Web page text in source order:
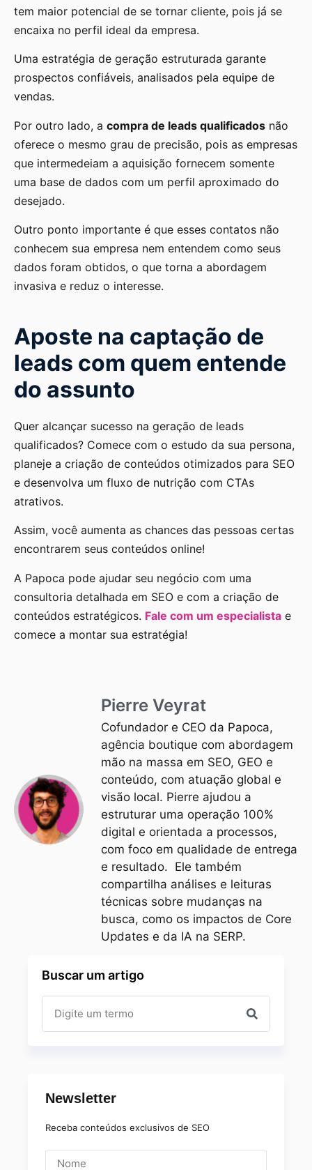
tem maior potencial de se tornar cliente, pois já se
encaixa no perfil ideal da empresa.
Uma estratégia de geração estruturada garante
prospectos confiáveis, analisados pela equipe de
vendas.
Por outro lado, a compra de leads qualificados não
oferece o mesmo grau de precisão, pois as empresas
que intermedeiam a aquisição fornecem somente
uma base de dados com um perfil aproximado do
desejado.
Outro ponto importante é que esses contatos não
conhecem sua empresa nem entendem como seus
dados foram obtidos, o que torna a abordagem
invasiva e reduz o interesse.
Aposte na captação de
leads com quem entende
do assunto
Quer alcançar sucesso na geração de leads
qualificados? Comece com o estudo da sua persona,
planeje a criação de conteúdos otimizados para SEO
e desenvolva um fluxo de nutrição com CTAs
atrativos.
Assim, você aumenta as chances das pessoas certas
encontrarem seus conteúdos online!
A Papoca pode ajudar seu negócio com uma
consultoria detalhada em SEO e com a criação de
conteúdos estratégicos. Fale com um especialista e
comece a montar sua estratégia!
Pierre Veyrat
Cofundador e CEO da Papoca,
agência boutique com abordagem
mão na massa em SEO, GEO e
conteúdo, com atuação global e
visão local. Pierre ajudou a
estruturar uma operação 100%
digital e orientada a processos,
com foco em qualidade de entrega
e resultado. Ele também
compartilha análises e leituras
técnicas sobre mudanças na
busca, como os impactos de Core
Updates e da IA na SERP.
Buscar um artigo
Newsletter
Receba conteúdos exclusivos de SEO